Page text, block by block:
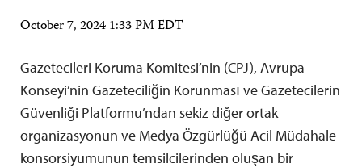
October 7, 2024 1:33 PM EDT
Gazetecileri Koruma Komitesi’nin (CPJ), Avrupa
Konseyi’nin Gazeteciliğin Korunması ve Gazetecilerin
Güvenliği Platformu’ndan sekiz diğer ortak
organizasyonun ve Medya Özgürlüğü Acil Müdahale
konsorsiyumunun temsilcilerinden oluşan bir